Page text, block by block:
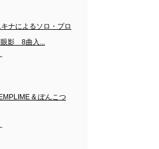
キナによるソロ・プロ
影　8曲入...
& ぽんこつ